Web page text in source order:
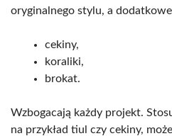
oryginalnego stylu, a
cekiny,
koraliki,
brokat.
Wzbogacają każdy projekt.
na przykład tiul czy cekiny,